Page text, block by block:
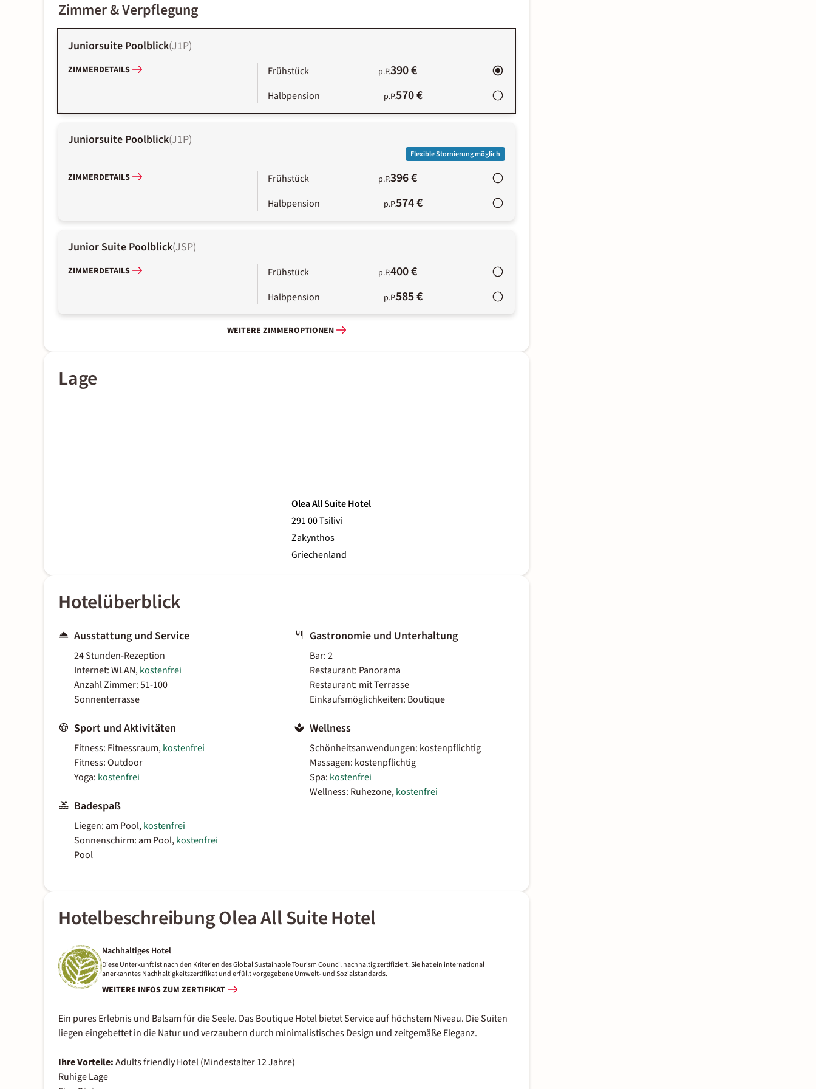
Zimmer & Verpflegung
Juniorsuite Poolblick(J1P)
ZIMMERDETAILS Frühstück p.P.390 €
Halbpension p.P.570 €
Juniorsuite Poolblick(J1P)
Flexible Stornierung möglich
ZIMMERDETAILS Frühstück p.P.396 €
Halbpension p.P.574 €
Junior Suite Poolblick(JSP)
ZIMMERDETAILS Frühstück p.P.400 €
Halbpension p.P.585 €
WEITERE ZIMMEROPTIONEN
Lage
Olea All Suite Hotel
291 00 Tsilivi
Zakynthos
Griechenland
Hotelüberblick
Ausstattung und Service
24 Stunden-Rezeption
Internet: WLAN,kostenfrei
Anzahl Zimmer: 51-100
Sonnenterrasse
Sport und Aktivitäten
Fitness: Fitnessraum,kostenfrei
Fitness: Outdoor
Yoga: kostenfrei
Badespaß
Liegen: am Pool,kostenfrei
Sonnenschirm: am Pool,kostenfrei
Pool
Gastronomie und Unterhaltung
Bar: 2
Restaurant: Panorama
Restaurant: mit Terrasse
Einkaufsmöglichkeiten: Boutique
Wellness
Schönheitsanwendungen: kostenpflichtig
Massagen: kostenpflichtig
Spa: kostenfrei
Wellness: Ruhezone,kostenfrei
Hotelbeschreibung Olea All Suite Hotel
Nachhaltiges Hotel
Diese Unterkunft ist nach den Kriterien des Global Sustainable Tourism Council nachhaltig zertifiziert. Sie hat ein international
anerkanntes Nachhaltigkeitszertifikat und erfüllt vorgegebene Umwelt- und Sozialstandards.
WEITERE INFOS ZUM ZERTIFIKAT
Ein pures Erlebnis und Balsam für die Seele. Das Boutique Hotel bietet Service auf höchstem Niveau. Die Suiten
liegen eingebettet in die Natur und verzaubern durch minimalistisches Design und zeitgemäße Eleganz.
Ihre Vorteile:Adults friendly Hotel (Mindestalter 12 Jahre)
Ruhige Lage